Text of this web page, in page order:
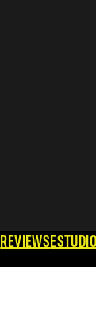
REVIEWS